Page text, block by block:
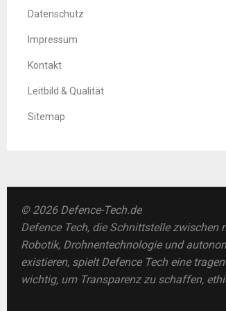
Datenschutz
Impressum
Kontakt
Leitbild & Qualität
Sitemap
© 2026 Defence-Tech.de
Defence Tech, die Schnittstelle
Robotik, Drohnentechnologie und
existieren, spielt Defence Tech eine
wichtig, um Transparenz zu schaffen,